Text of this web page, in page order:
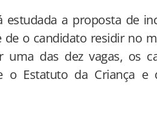
estudada a proposta de
de o candidato residir no
uma das dez vagas, os
o Estatuto da Criança e